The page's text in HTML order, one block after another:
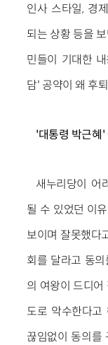
인사 스타일, 경
되는 상황 등을
민들이 기대한
담' 공약이 왜 후
'대통령 박근혜
새누리당이 어
될 수 있었던 이
보이며 잘못했다
회를 달라고 동
의 여왕이 드디어
도로 악수한다고
끊임없이 동의를